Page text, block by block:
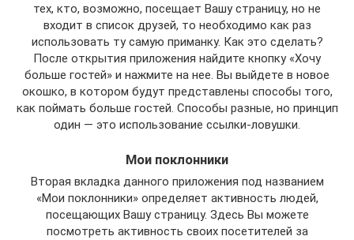
тех, кто, возможно, посещает Вашу страницу, но не
входит в список друзей, то необходимо как раз
использовать ту самую приманку. Как это сделать?
После открытия приложения найдите кнопку «Хочу
больше гостей» и нажмите на нее. Вы выйдете в новое
окошко, в котором будут представлены способы того,
как поймать больше гостей. Способы разные, но принцип
один — это использование ссылки-ловушки.
Мои поклонники
Вторая вкладка данного приложения под названием
«Мои поклонники» определяет активность людей,
посещающих Вашу страницу. Здесь Вы можете
посмотреть активность своих посетителей за